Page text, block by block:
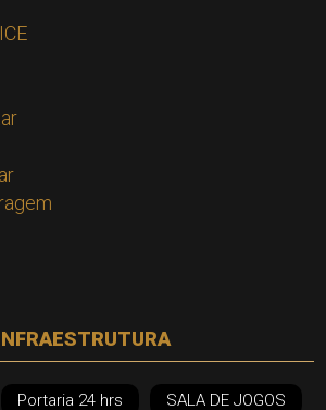
Portaria 24 hrs SALA DE JOGOS